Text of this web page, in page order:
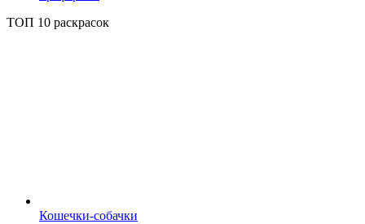
ТОП 10 раскрасок
Кошечки-собачки